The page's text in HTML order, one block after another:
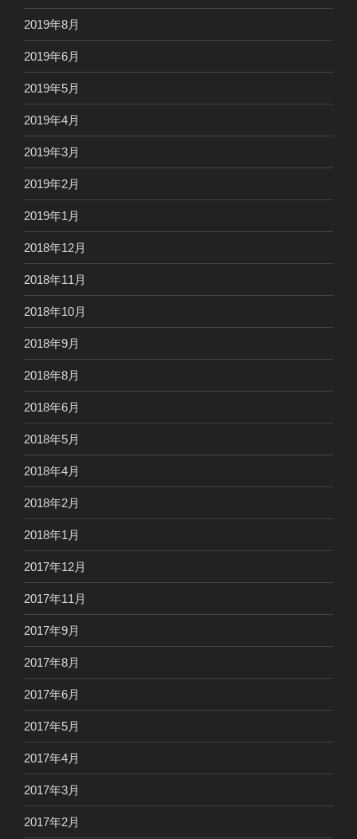
2019年8月
2019年6月
2019年5月
2019年4月
2019年3月
2019年2月
2019年1月
2018年12月
2018年11月
2018年10月
2018年9月
2018年8月
2018年6月
2018年5月
2018年4月
2018年2月
2018年1月
2017年12月
2017年11月
2017年9月
2017年8月
2017年6月
2017年5月
2017年4月
2017年3月
2017年2月